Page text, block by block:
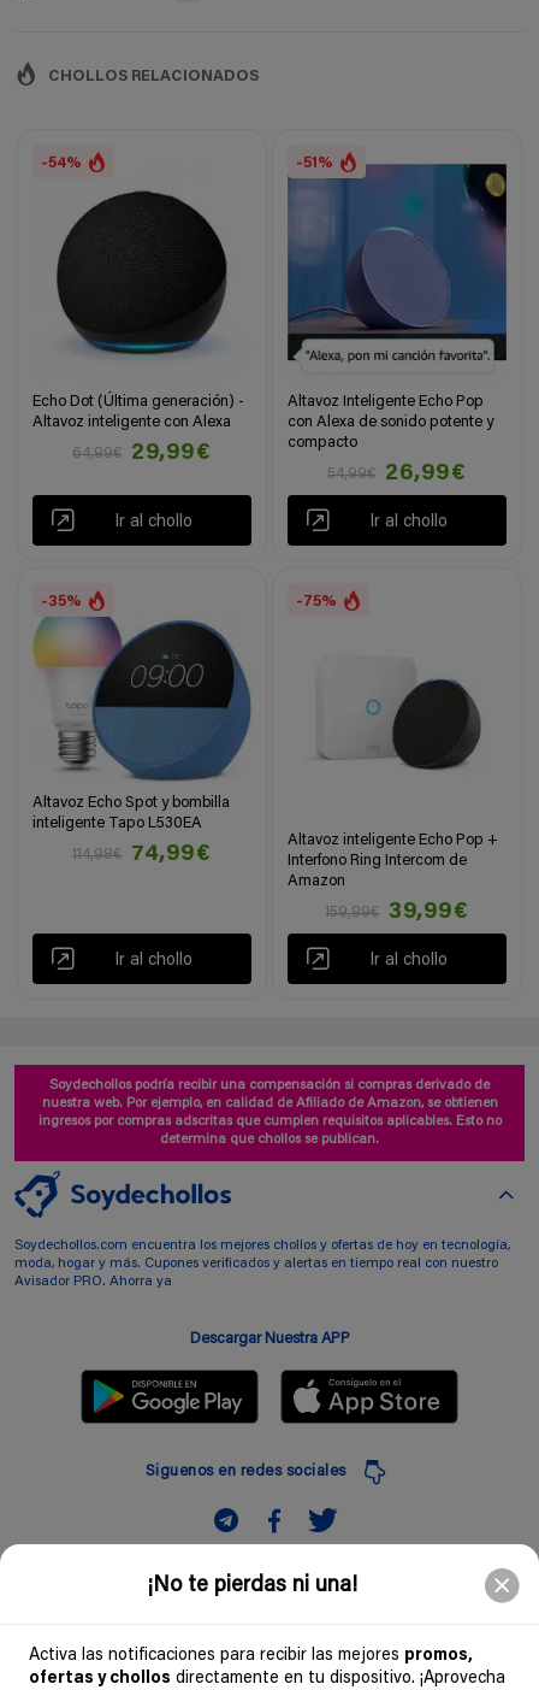
¡No te pierdas ni una!
Activa las notificaciones para recibir las mejores promos,
ofertas y chollos directamente en tu dispositivo. ¡Aprovecha
CHOLLOS RELACIONADOS
-54%
Echo Dot (Última generación) -
Altavoz inteligente con Alexa
64,99€
29,99€
Ir al chollo
-51%
Altavoz Inteligente Echo Pop
con Alexa de sonido potente y
compacto
54,99€
26,99€
Ir al chollo
-35%
Altavoz Echo Spot y bombilla
inteligente Tapo L530EA
114,98€
74,99€
Ir al chollo
-75%
Altavoz inteligente Echo Pop +
Interfono Ring Intercom de
Amazon
159,99€
39,99€
Ir al chollo
Soydechollos podría recibir una compensación si compras derivado de
nuestra web. Por ejemplo, en calidad de Afiliado de Amazon, se obtienen
ingresos por compras adscritas que cumplen requisitos aplicables. Esto no
determina que chollos se publican.
Soydechollos.com encuentra los mejores chollos y ofertas de hoy en tecnología,
moda, hogar y más. Cupones verificados y alertas en tiempo real con nuestro
Avisador PRO. Ahorra ya
Descargar Nuestra APP
Siguenos en redes sociales
Suscribir